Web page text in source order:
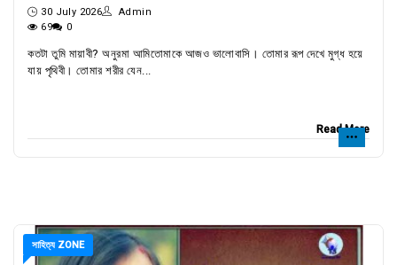
30 July 2026
Admin
69
0
কতটা তুমি মায়াবী? অনুরমা আমিতোমাকে আজও ভালোবাসি। তোমার রূপ দেখে মুগ্ধ হয়ে
যায় পৃথিবী। তোমার শরীর যেন...
Read More
সাহিত্য ZONE